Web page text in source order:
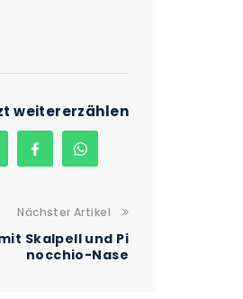
weitererzählen
Nächster Artikel
Skalpell und Pi
nocchio-Nase